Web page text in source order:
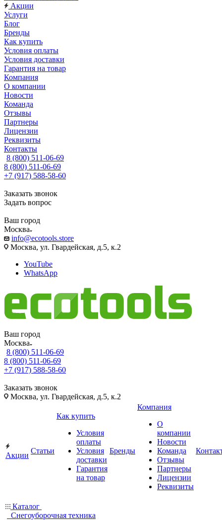
Акции
Услуги
Блог
Бренды
Как купить
Условия оплаты
Условия доставки
Гарантия на товар
Компания
О компании
Новости
Команда
Отзывы
Партнеры
Лицензии
Реквизиты
Контакты
8 (800) 511-06-69
8 (800) 511-06-69
+7 (917) 588-58-60
Заказать звонок
Задать вопрос
Ваш город
Москва
info@ecotools.store
Москва, ул. Гвардейская, д.5, к.2
YouTube
WhatsApp
Ваш город
Москва
8 (800) 511-06-69
8 (800) 511-06-69
+7 (917) 588-58-60
Заказать звонок
Москва, ул. Гвардейская, д.5, к.2
Акции
Статьи
Как купить
Условия
оплаты
Условия
доставки
Гарантия
на товар
Бренды
Компания
О
компании
Новости
Команда
Отзывы
Партнеры
Лицензии
Реквизиты
Каталог
Снегоуборочная техника